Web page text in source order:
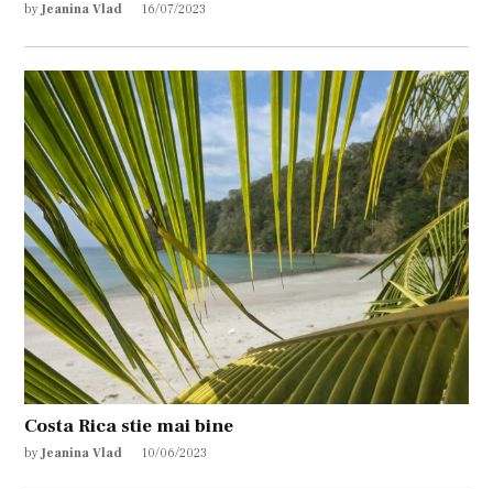
by Jeanina Vlad 16/07/2023
Costa Rica stie mai bine
by Jeanina Vlad 10/06/2023